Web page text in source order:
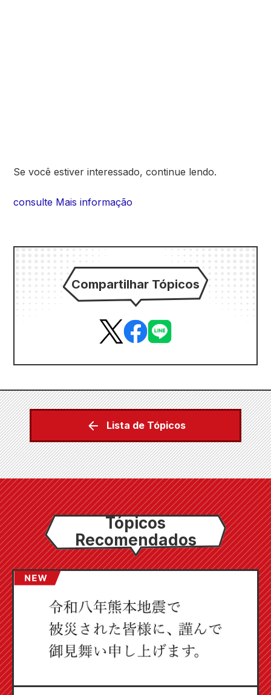
Se você estiver interessado, continue lendo.
consulte Mais informação
Compartilhar Tópicos
Lista de Tópicos
Tópicos
Recomendados